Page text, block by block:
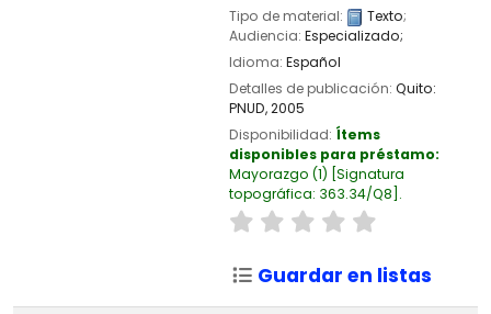
Tipo de material:
Texto;
Audiencia: Especializado;
Idioma: Español
Detalles de publicación: Quito:
PNUD,2005
Disponibilidad: Ítems
disponibles para préstamo:
Mayorazgo (1) Signatura
topográfica: 363.34/Q8 .
Guardar en listas